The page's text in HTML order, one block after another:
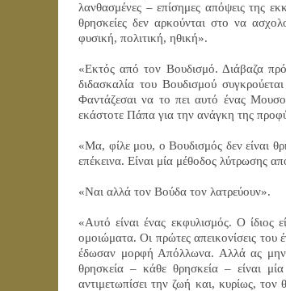
λανθασμένες – επίσημες απόψεις της
θρησκείες δεν αρκούνται στο να
φυσική, πολιτική, ηθική».
«Εκτός από τον Βουδισμό. Διάβαζα
διδασκαλία του Βουδισμού
Φαντάζεσαι να το πει αυτό ένας
εκάστοτε Πάπα για την ανάγκη της
«Μα, φίλε μου, ο Βουδισμός δεν είναι
επέκεινα. Είναι μία μέθοδος λύτρωσης
«Ναι αλλά τον Βούδα τον λατρεύουν».
«Αυτό είναι ένας εκφυλισμός. Ο ίδιος
ομοιώματα. Οι πρώτες απεικονίσεις του
έδωσαν μορφή Απόλλωνα. Αλλά ας μην
θρησκεία – κάθε θρησκεία – είναι
αντιμετωπίσει την ζωή και, κυρίως, τον